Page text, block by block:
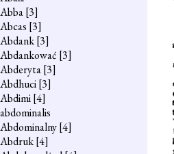
Abba[3]
Abcas [3]
Abdank[3]
Abdankować [3]
Abderyta[3]
Abdhuci[3]
Abdimi[4]
abdominalis
Abdominalny[4]
Abdruk[4]